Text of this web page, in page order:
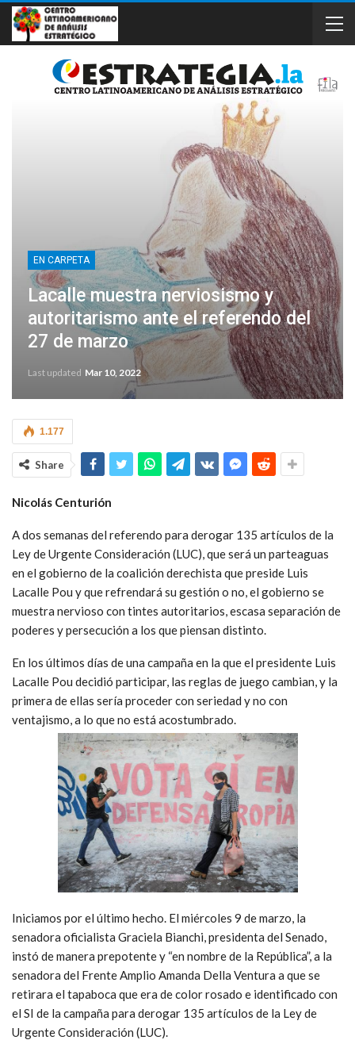
EN CARPETA
Lacalle muestra nerviosismo y
autoritarismo ante el referendo del
27 de marzo
Last updated Mar 10, 2022
1.177
Share
Nicolás Centurión
A dos semanas del referendo para derogar 135 artículos de la
Ley de Urgente Consideración (LUC), que será un parteaguas
en el gobierno de la coalición derechista que preside Luis
Lacalle Pou y que refrendará su gestión o no, el gobierno se
muestra nervioso con tintes autoritarios, escasa separación de
poderes y persecución a los que piensan distinto.
En los últimos días de una campaña en la que el presidente Luis
Lacalle Pou decidió participar, las reglas de juego cambian, y la
primera de ellas sería proceder con seriedad y no con
ventajismo, a lo que no está acostumbrado.
Iniciamos por el último hecho. El miércoles 9 de marzo, la
senadora oficialista Graciela Bianchi, presidenta del Senado,
instó de manera prepotente y “en nombre de la República”, a la
senadora del Frente Amplio Amanda Della Ventura a que se
retirara el tapaboca que era de color rosado e identificado con
el SI de la campaña para derogar 135 artículos de la Ley de
Urgente Consideración (LUC).